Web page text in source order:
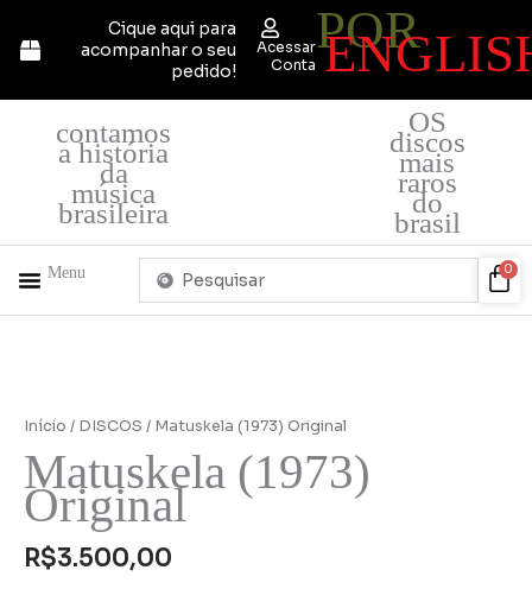
para
Cique aqui para
acompanhar o seu
pedido!
Acessar
Conta
POR
contamos
a história
da
música
brasileira
OS
discos
mais
raros
do
brasil
Menu
Pesquisar
0
Início / DISCOS / Matuskela (1973) Original
Matuskela (1973)
Original
R$3.500,00